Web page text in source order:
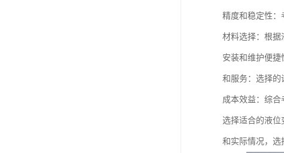
精度和稳定性：
材料选择：根据
安装和维护便捷
和服务：选择的
成本效益：综合
选择适合的液位
和实际情况，选